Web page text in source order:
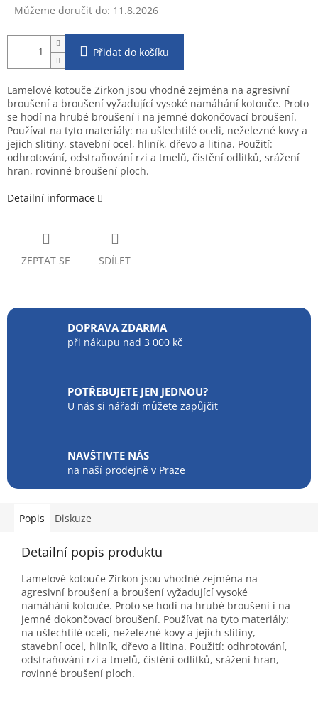
Můžeme doručit do: 11.8.2026
Přidat do košíku
Lamelové kotouče Zirkon jsou vhodné zejména na agresivní
broušení a broušení vyžadující vysoké namáhání kotouče. Proto
se hodí na hrubé broušení i na jemné dokončovací broušení.
Používat na tyto materiály: na ušlechtilé oceli, neželezné kovy a
jejich slitiny, stavební ocel, hliník, dřevo a litina. Použití:
odhrotování, odstraňování rzi a tmelů, čistění odlitků, srážení
hran, rovinné broušení ploch.
Detailní informace
ZEPTAT SE SDÍLET
DOPRAVA ZDARMA
při nákupu nad 3 000 kč
POTŘEBUJETE JEN JEDNOU?
U nás si nářadí můžete zapůjčit
NAVŠTIVTE NÁS
na naší prodejně v Praze
Popis Diskuze
Detailní popis produktu
Lamelové kotouče Zirkon jsou vhodné zejména na
agresivní broušení a broušení vyžadující vysoké
namáhání kotouče. Proto se hodí na hrubé broušení i na
jemné dokončovací broušení. Používat na tyto materiály:
na ušlechtilé oceli, neželezné kovy a jejich slitiny,
stavební ocel, hliník, dřevo a litina. Použití: odhrotování,
odstraňování rzi a tmelů, čistění odlitků, srážení hran,
rovinné broušení ploch.